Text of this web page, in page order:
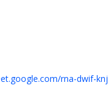
rna-dwif-knj